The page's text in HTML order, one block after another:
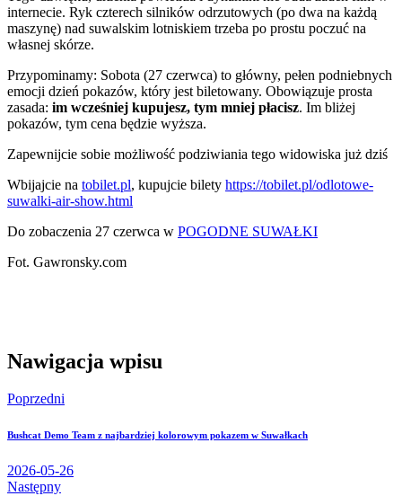
internecie. Ryk czterech silników odrzutowych (po dwa na każdą
maszynę) nad suwalskim lotniskiem trzeba po prostu poczuć na
własnej skórze.
Przypominamy: Sobota (27 czerwca) to główny, pełen podniebnych
emocji dzień pokazów, który jest biletowany. Obowiązuje prosta
zasada: im wcześniej kupujesz, tym mniej płacisz. Im bliżej
pokazów, tym cena będzie wyższa.
Zapewnijcie sobie możliwość podziwiania tego widowiska już dziś
Wbijajcie na tobilet.pl, kupujcie bilety https://tobilet.pl/odlotowe-
suwalki-air-show.html
Do zobaczenia 27 czerwca w POGODNE SUWAŁKI
Fot. Gawronsky.com
Nawigacja wpisu
Poprzedni
Bushcat Demo Team z najbardziej kolorowym pokazem w Suwałkach
2026-05-26
Następny